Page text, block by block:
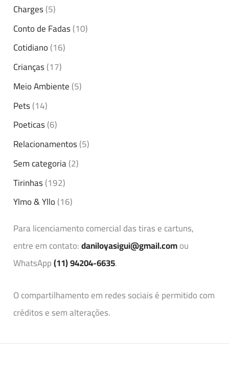
Charges(5)
Conto de Fadas(10)
Cotidiano(16)
Crianças(17)
Meio Ambiente(5)
Pets(14)
Poeticas(6)
Relacionamentos(5)
Sem categoria(2)
Tirinhas(192)
Ylmo & Yllo(16)
Para licenciamento comercial das tiras e cartuns,
entre em contato:daniloyasigui@gmail.comou
WhatsApp(11) 94204-6635.
O compartilhamento em redes sociais é permitido com
créditos e sem alterações.